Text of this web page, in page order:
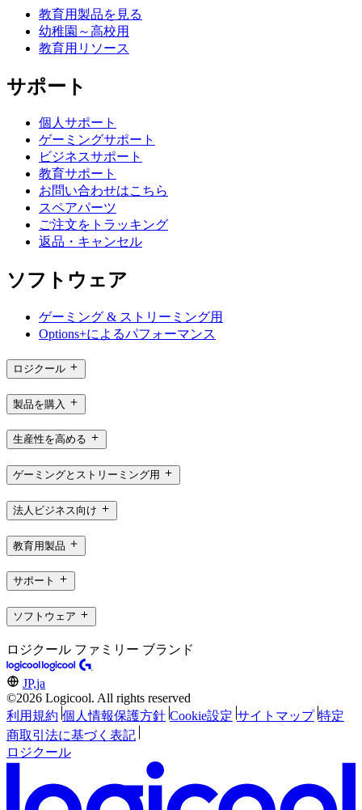
教育用製品を見る
幼稚園～高校用
教育用リソース
サポート
個人サポート
ゲーミングサポート
ビジネスサポート
教育サポート
お問い合わせはこちら
スペアパーツ
ご注文をトラッキング
返品・キャンセル
ソフトウェア
ゲーミング & ストリーミング用
Options+によるパフォーマンス
ロジクール
製品を購入
生産性を高める
ゲーミングとストリーミング用
法人ビジネス向け
教育用製品
サポート
ソフトウェア
ロジクール ファミリー ブランド
JP,ja
©2026 Logicool. All rights reserved
利用規約 個人情報保護方針 Cookie設定 サイトマップ 特定
商取引法に基づく表記
ロジクール